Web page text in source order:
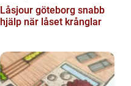
Låsjour göteborg snabb
hjälp när låset krånglar